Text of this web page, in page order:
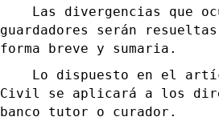
Las divergencias que
guardadores serán
forma breve y sumaria.
Lo dispuesto en el
Civil se aplicará a los
banco tutor o curador.